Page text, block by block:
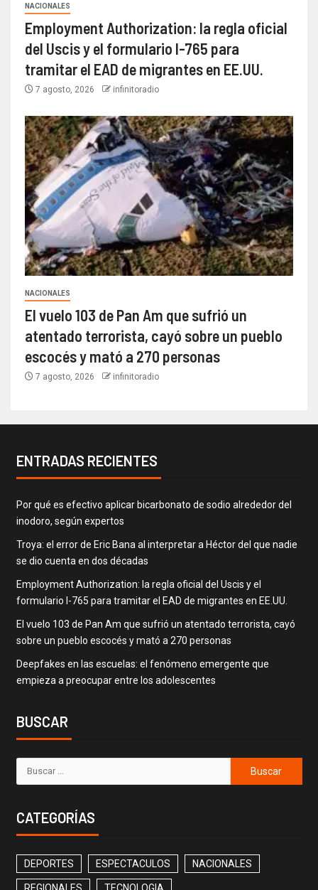
NACIONALES
Employment Authorization: la regla oficial
del Uscis y el formulario I-765 para
tramitar el EAD de migrantes en EE.UU.
7 agosto, 2026 infinitoradio
NACIONALES
El vuelo 103 de Pan Am que sufrió un
atentado terrorista, cayó sobre un pueblo
escocés y mató a 270 personas
7 agosto, 2026 infinitoradio
ENTRADAS RECIENTES
Por qué es efectivo aplicar bicarbonato de sodio alrededor del
inodoro, según expertos
Troya: el error de Eric Bana al interpretar a Héctor del que nadie
se dio cuenta en dos décadas
Employment Authorization: la regla oficial del Uscis y el
formulario I-765 para tramitar el EAD de migrantes en EE.UU.
El vuelo 103 de Pan Am que sufrió un atentado terrorista, cayó
sobre un pueblo escocés y mató a 270 personas
Deepfakes en las escuelas: el fenómeno emergente que
empieza a preocupar entre los adolescentes
BUSCAR
CATEGORÍAS
DEPORTES ESPECTACULOS NACIONALES
REGIONALES TECNOLOGIA